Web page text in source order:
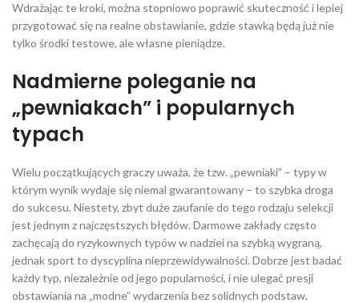
Wdrażając te kroki, można stopniowo poprawić skuteczność i lepiej
przygotować się na realne obstawianie, gdzie stawką będą już nie
tylko środki testowe, ale własne pieniądze.
Nadmierne poleganie na
„pewniakach” i popularnych
typach
Wielu początkujących graczy uważa, że tzw. „pewniaki” – typy w
którym wynik wydaje się niemal gwarantowany – to szybka droga
do sukcesu. Niestety, zbyt duże zaufanie do tego rodzaju selekcji
jest jednym z najczęstszych błędów. Darmowe zakłady często
zachęcają do ryzykownych typów w nadziei na szybką wygraną,
jednak sport to dyscyplina nieprzewidywalności. Dobrze jest badać
każdy typ, niezależnie od jego popularności, i nie ulegać presji
obstawiania na „modne” wydarzenia bez solidnych podstaw.